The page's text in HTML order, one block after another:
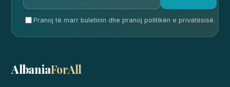
Pranoj të marr buletinin dhe pranoj politikën e privatësisë.
AlbaniaForAll